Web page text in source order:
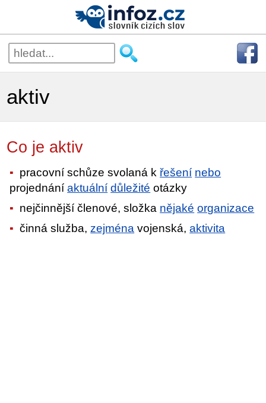
aktiv
Co je aktiv
pracovní schůze svolaná křešení nebo
projednáníaktuální důležité otázky
nejčinnější členové, složka nějaké organizace
činná služba,zejména vojenská,aktivita